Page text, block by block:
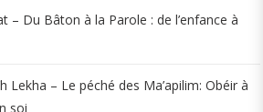
– Du Bâton à la Parole : de l’enfance à
Lekha – Le péché des Ma’apilim: Obéir à
soi